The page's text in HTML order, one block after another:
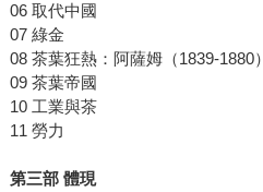
06 取代中國
07 綠金
08 茶葉狂熱：阿薩姆（1839-1880）
09 茶葉帝國
10 工業與茶
11 勞力
第三部 體現